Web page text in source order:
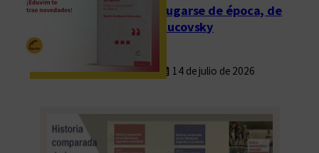
Fugarse de época, de
Rucovsky
14 de julio de 2026